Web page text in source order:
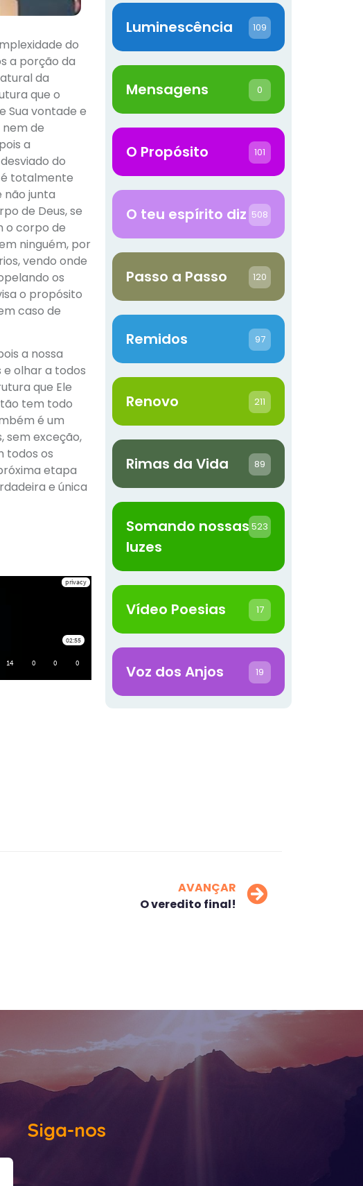
do
a porção da
da
que o
Sua vontade e
de
a
do
é totalmente
não junta
de Deus, se
o corpo de
ninguém, por
vendo onde
os
o propósito
caso de
a nossa
e olhar a todos
que Ele
tem todo
é um
sem exceção,
todos os
etapa
e única
Luminescência 109
Mensagens 0
O Propósito 101
O teu espírito diz 508
Passo a Passo 120
Remidos 97
Renovo 211
Rimas da Vida 89
Somando nossas
luzes
523
Vídeo Poesias 17
Voz dos Anjos 19
AVANÇAR
O veredito final!
Siga-nos